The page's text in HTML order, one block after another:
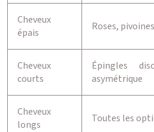
Cheveux
épais
Roses,
Cheveux
courts
Épingles
asymétrique
Cheveux
longs
Toutes les